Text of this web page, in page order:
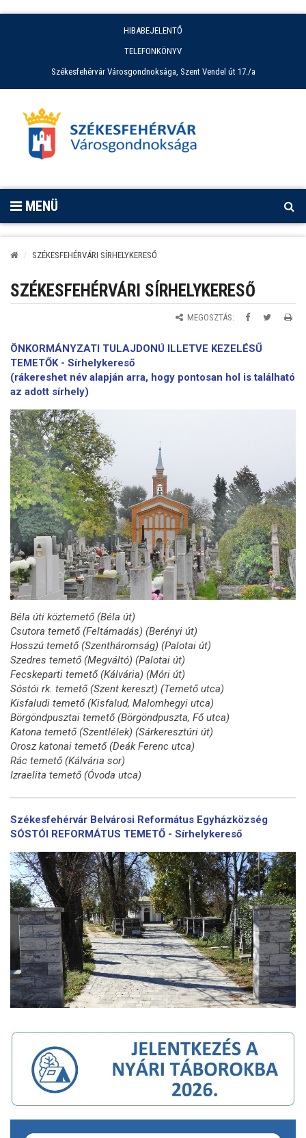
HIBABEJELENTŐ
TELEFONKÖNYV
Székesfehérvár Városgondnoksága, Szent Vendel út 17./a
MENÜ
SZÉKESFEHÉRVÁRI SÍRHELYKERESŐ
SZÉKESFEHÉRVÁRI SÍRHELYKERESŐ
MEGOSZTÁS:
ÖNKORMÁNYZATI TULAJDONÚ ILLETVE KEZELÉSŰ
TEMETŐK - Sírhelykereső
(rákereshet név alapján arra, hogy pontosan hol is található
az adott sírhely)
Béla úti köztemető (Béla út)
Csutora temető (Feltámadás) (Berényi út)
Hosszú temető (Szentháromság) (Palotai út)
Szedres temető (Megváltó) (Palotai út)
Fecskeparti temető (Kálvária) (Móri út)
Sóstói rk. temető (Szent kereszt) (Temető utca)
Kisfaludi temető (Kisfalud, Malomhegyi utca)
Börgöndpusztai temető (Börgöndpuszta, Fő utca)
Katona temető (Szentlélek) (Sárkeresztúri út)
Orosz katonai temető (Deák Ferenc utca)
Rác temető (Kálvária sor)
Izraelita temető (Óvoda utca)
Székesfehérvár Belvárosi Református Egyházközség
SÓSTÓI REFORMÁTUS TEMETŐ - Sírhelykereső